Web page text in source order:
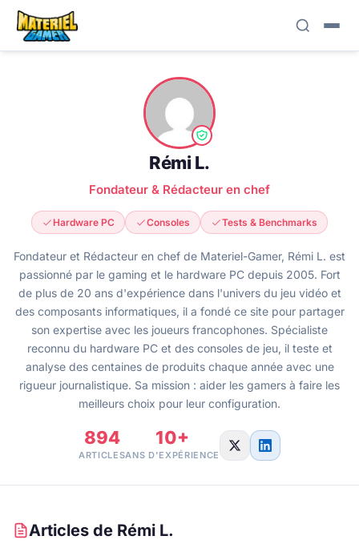
Rémi L.
Fondateur & Rédacteur en chef
Hardware PC Consoles Tests & Benchmarks
Fondateur et Rédacteur en chef de Materiel-Gamer, Rémi L. est
passionné par le gaming et le hardware PC depuis 2005. Fort
de plus de 20 ans d'expérience dans l'univers du jeu vidéo et
des composants informatiques, il a fondé ce site pour partager
son expertise avec les joueurs francophones. Spécialiste
reconnu du hardware PC et des consoles de jeu, il teste et
analyse des centaines de produits chaque année avec une
rigueur journalistique. Sa mission : aider les gamers à faire les
meilleurs choix pour leur configuration.
894
ARTICLES
10+
ANS D'EXPÉRIENCE
Articles de Rémi L.